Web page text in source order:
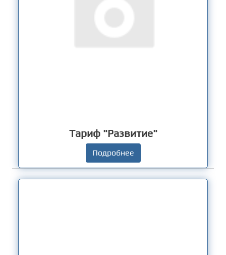
Тариф "Развитие"
Подробнее